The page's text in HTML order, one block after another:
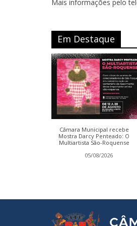
Mais informações pelo
Em Destaque
Câmara Municipal recebe
Mostra Darcy Penteado: O
Multiartista São-Roquense
05/08/2026